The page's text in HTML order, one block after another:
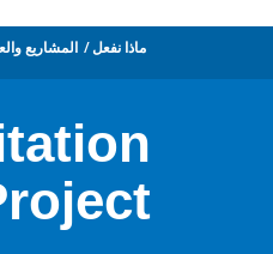
ماذا نفعل المشاريع